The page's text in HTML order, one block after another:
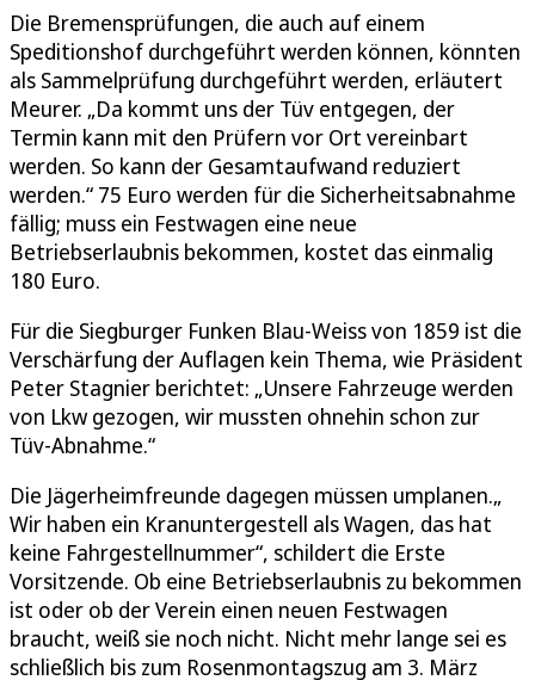
Die Bremensprüfungen, die auch auf einem
Speditionshof durchgeführt werden können, könnten
als Sammelprüfung durchgeführt werden, erläutert
Meurer. „Da kommt uns der Tüv entgegen, der
Termin kann mit den Prüfern vor Ort vereinbart
werden. So kann der Gesamtaufwand reduziert
werden.“ 75 Euro werden für die Sicherheitsabnahme
fällig; muss ein Festwagen eine neue
Betriebserlaubnis bekommen, kostet das einmalig
180 Euro.
Für die Siegburger Funken Blau-Weiss von 1859 ist die
Verschärfung der Auflagen kein Thema, wie Präsident
Peter Stagnier berichtet: „Unsere Fahrzeuge werden
von Lkw gezogen, wir mussten ohnehin schon zur
Tüv-Abnahme.“
Die Jägerheimfreunde dagegen müssen umplanen.„
Wir haben ein Kranuntergestell als Wagen, das hat
keine Fahrgestellnummer“, schildert die Erste
Vorsitzende. Ob eine Betriebserlaubnis zu bekommen
ist oder ob der Verein einen neuen Festwagen
braucht, weiß sie noch nicht. Nicht mehr lange sei es
schließlich bis zum Rosenmontagszug am 3. März